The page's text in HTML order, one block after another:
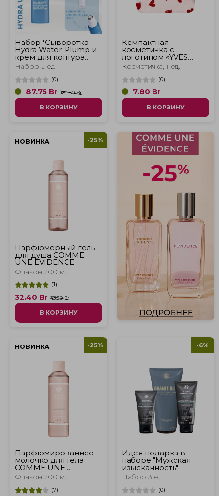
Набор "Сыворотка
Hydra Water-Plump и
крем для контура
глаз Hydra Water-
Plump"
Набор 2 ед.
(0)
87.75 Br 184.80 Br
В КОРЗИНУ
Компактная
косметичка с
логотипом «YVES
ROCHER»
Косметичка, 1 ед.
(0)
7.80 Br
В КОРЗИНУ
-25%
НОВИНКА
Парфюмерный гель
для душа COMME
UNE EVIDENCE
Флакон 200 мл
(1)
32.40 Br 43.20 Br
В КОРЗИНУ
-25%
НОВИНКА
Парфюмированное
молочко для тела
COMME UNE
EVIDENCE, 200 мл
Флакон 200 мл
(7)
-6%
Идея подарка в
наборе "Мужская
изысканность"
Набор 3 ед.
(0)